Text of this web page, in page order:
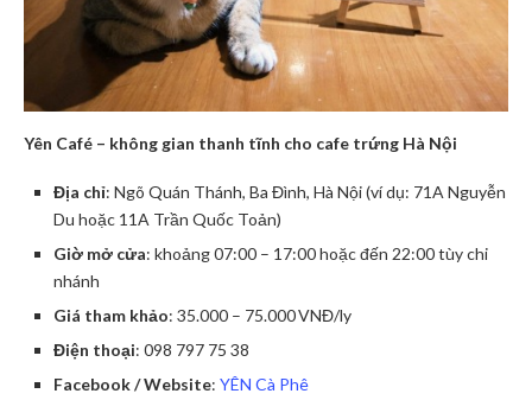
Yên Café – không gian thanh tĩnh cho cafe trứng Hà Nội
Địa chỉ: Ngõ Quán Thánh, Ba Đình, Hà Nội (ví dụ: 71A Nguyễn
Du hoặc 11A Trần Quốc Toản)
Giờ mở cửa: khoảng 07:00 – 17:00 hoặc đến 22:00 tùy chi
nhánh
Giá tham khảo: 35.000 – 75.000 VNĐ/ly
Điện thoại: 098 797 75 38
Facebook / Website: YÊN Cà Phê